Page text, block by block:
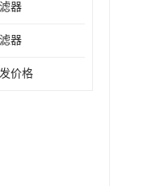
器
器
价格